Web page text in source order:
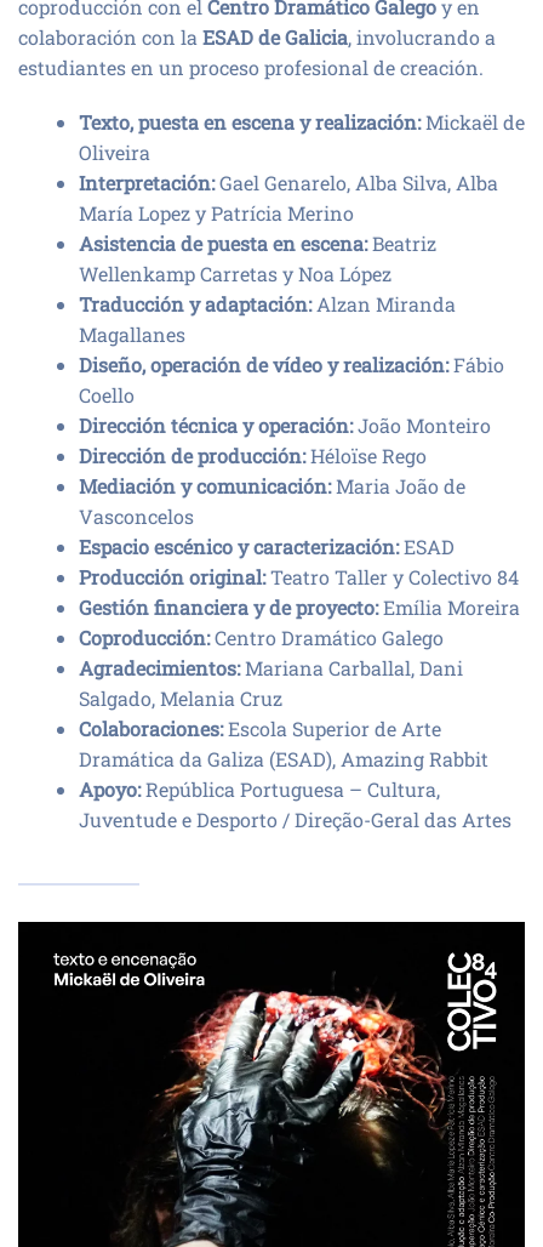
coproducción con el Centro Dramático Galegoy en
colaboración con la ESAD de Galicia, involucrando a
estudiantes en un proceso profesional de creación.
Texto, puesta en escena y realización:Mickaël de
Oliveira
Interpretación:Gael Genarelo, Alba Silva, Alba
María Lopez y Patrícia Merino
Asistencia de puesta en escena:Beatriz
Wellenkamp Carretas y Noa López
Traducción y adaptación:Alzan Miranda
Magallanes
Diseño, operación de vídeo y realización:Fábio
Coello
Dirección técnica y operación:João Monteiro
Dirección de producción:Héloïse Rego
Mediación y comunicación:Maria João de
Vasconcelos
Espacio escénico y caracterización:ESAD
Producción original:Teatro Taller y Colectivo 84
Gestión financiera y de proyecto:Emília Moreira
Coproducción:Centro Dramático Galego
Agradecimientos:Mariana Carballal, Dani
Salgado, Melania Cruz
Colaboraciones:Escola Superior de Arte
Dramática da Galiza (ESAD), Amazing Rabbit
Apoyo:República Portuguesa – Cultura,
Juventude e Desporto / Direção-Geral das Artes